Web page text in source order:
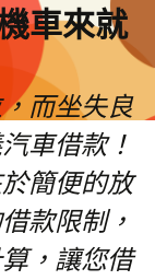
車來就
而坐失良
車借款！
簡便的放
款限制，
，讓您借